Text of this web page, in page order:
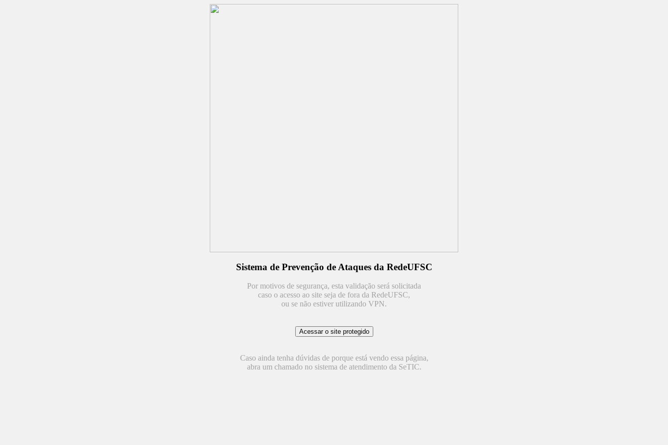
Sistema de Prevenção de Ataques da RedeUFSC
Por motivos de segurança, esta validação será solicitada
caso o acesso ao site seja de fora da RedeUFSC,
ou se não estiver utilizando VPN.
Caso ainda tenha dúvidas de porque está vendo essa página,
abra um chamado no sistema de atendimento da SeTIC.